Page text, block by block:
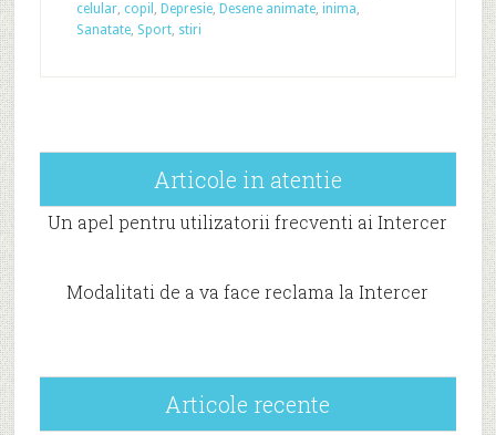
celular, copil , Depresie, Desene animate, inima,
Sanatate, Sport, stiri
Articole in atentie
Un apel pentru utilizatorii frecventi ai Intercer
Modalitati de a va face reclama la Intercer
Articole recente